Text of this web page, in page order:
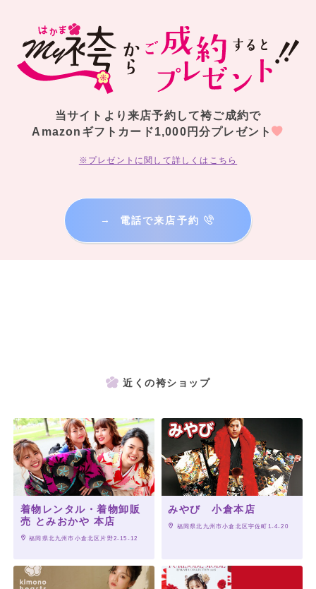
当サイトより来店予約して袴ご成約で
Amazonギフトカード1,000円分プレゼント
※プレゼントに関して詳しくはこちら
→ 電話で来店予約
近くの袴ショップ
着物レンタル・着物卸販
売 とみおかや 本店
福岡県北九州市小倉北区片野2-15-12
みやび 小倉本店
福岡県北九州市小倉北区宇佐町1-4-20